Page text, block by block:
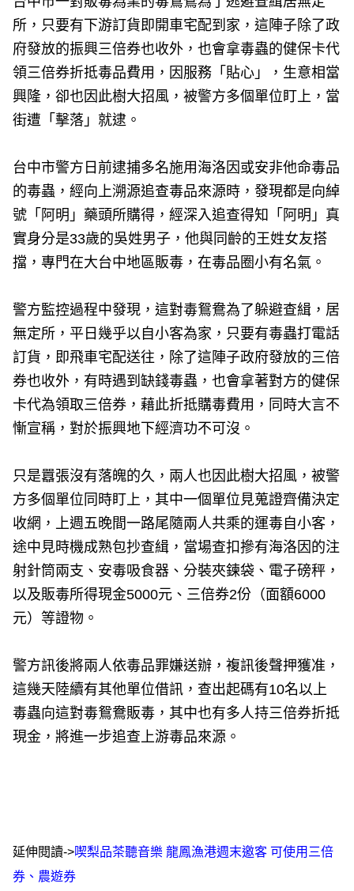
所，只要有下游訂貨即開車宅配到家，這陣子除了政
府發放的振興三倍券也收外，也會拿毒蟲的健保卡代
領三倍券折抵毒品費用，因服務「貼心」，生意相當
興隆，卻也因此樹大招風，被警方多個單位盯上，當
街遭「擊落」就逮。
台中市警方日前逮捕多名施用海洛因或安非他命毒品
的毒蟲，經向上溯源追查毒品來源時，發現都是向綽
號「阿明」藥頭所購得，經深入追查得知「阿明」真
實身分是33歲的吳姓男子，他與同齡的王姓女友搭
擋，專門在大台中地區販毒，在毒品圈小有名氣。
警方監控過程中發現，這對毒鴛鴦為了躲避查緝，居
無定所，平日幾乎以自小客為家，只要有毒蟲打電話
訂貨，即飛車宅配送往，除了這陣子政府發放的三倍
券也收外，有時遇到缺錢毒蟲，也會拿著對方的健保
卡代為領取三倍券，藉此折抵購毒費用，同時大言不
慚宣稱，對於振興地下經濟功不可沒。
只是囂張沒有落魄的久，兩人也因此樹大招風，被警
方多個單位同時盯上，其中一個單位見蒐證齊備決定
收網，上週五晚間一路尾隨兩人共乘的運毒自小客，
途中見時機成熟包抄查緝，當場查扣摻有海洛因的注
射針筒兩支、安毒吸食器、分裝夾鍊袋、電子磅秤，
以及販毒所得現金5000元、三倍券2份（面額6000
元）等證物。
警方訊後將兩人依毒品罪嫌送辦，複訊後聲押獲准，
這幾天陸續有其他單位借訊，查出起碼有10名以上
毒蟲向這對毒鴛鴦販毒，其中也有多人持三倍券折抵
現金，將進一步追查上游毒品來源。
延伸閱讀->喫梨品茶聽音樂 龍鳳漁港週末邀客 可使用三倍
券、農遊券